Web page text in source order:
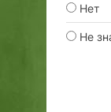
Нет
Не